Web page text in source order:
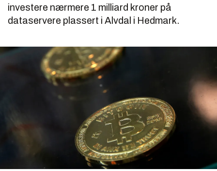
investere nærmere 1 milliard kroner på
dataservere plassert i Alvdal i Hedmark.